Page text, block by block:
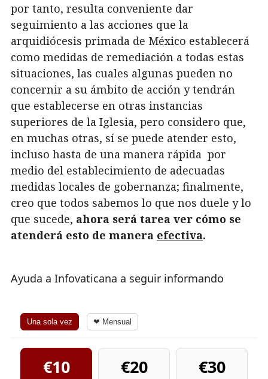
por tanto, resulta conveniente dar
seguimiento a las acciones que la
arquidiócesis primada de México establecerá
como medidas de remediación a todas estas
situaciones, las cuales algunas pueden no
concernir a su ámbito de acción y tendrán
que establecerse en otras instancias
superiores de la Iglesia, pero considero que,
en muchas otras, sí se puede atender esto,
incluso hasta de una manera rápida por
medio del establecimiento de adecuadas
medidas locales de gobernanza; finalmente,
creo que todos sabemos lo que nos duele y lo
que sucede, ahora será tarea ver cómo se
atenderá esto de manera efectiva.
Ayuda a Infovaticana a seguir informando
Una sola vez ❤ Mensual
€10 €20
€30